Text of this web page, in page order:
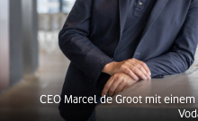
CEO Marcel de Groot mit